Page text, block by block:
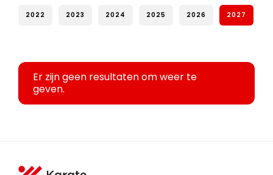
2022 2023 2024 2025 2026 2027
Er zijn geen resultaten om weer te
geven.